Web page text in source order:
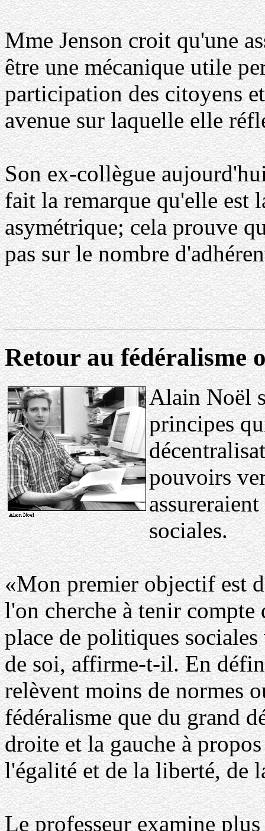
Mme Jenson croit qu'une
être une mécanique utile
participation des citoyens
avenue sur laquelle elle
Son ex-collègue
fait la remarque qu'elle est
asymétrique; cela prouve
pas sur le nombre
Retour au fédéralisme
Alain Noël
principes
pouvoirs
sociales.
«Mon premier objectif est
l'on cherche à tenir
place de politiques
de soi, affirme-t-il. En
relèvent moins de normes
fédéralisme que du grand
droite et la gauche à
l'égalité et de la liberté, de
Le professeur examine